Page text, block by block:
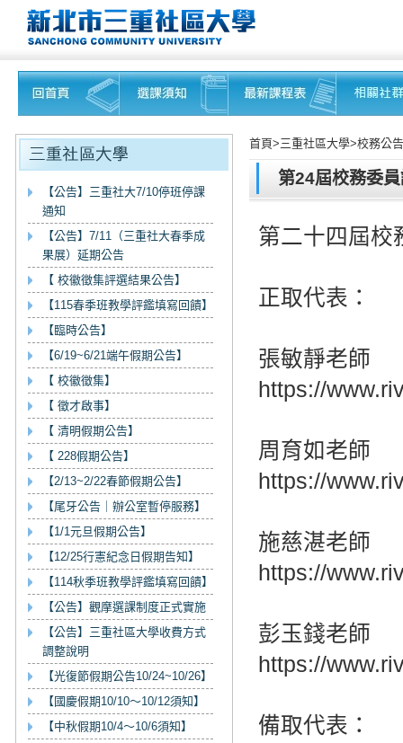
【公告】三重社大7/10停班停課
通知
【公告】7/11（三重社大春季成
果展）延期公告
【 校徽徵集評選結果公告】
【115春季班教學評鑑填寫回饋】
【臨時公告】
【6/19~6/21端午假期公告】
【 校徽徵集】
【 徵才啟事】
【 清明假期公告】
【 228假期公告】
【2/13~2/22春節假期公告】
【尾牙公告｜辦公室暫停服務】
【1/1元旦假期公告】
【12/25行憲紀念日假期告知】
【114秋季班教學評鑑填寫回饋】
【公告】觀摩選課制度正式實施
【公告】三重社區大學收費方式
調整說明
【光復節假期公告10/24~10/26】
【國慶假期10/10～10/12須知】
【中秋假期10/4～10/6須知】
首頁>三重社區大學>校務公
第24屆校務委
第二十四屆校
正取代表：
張敏靜老師
https://
周育如老師
https://
施慈湛老師
https://
彭玉錢老師
https://
備取代表：